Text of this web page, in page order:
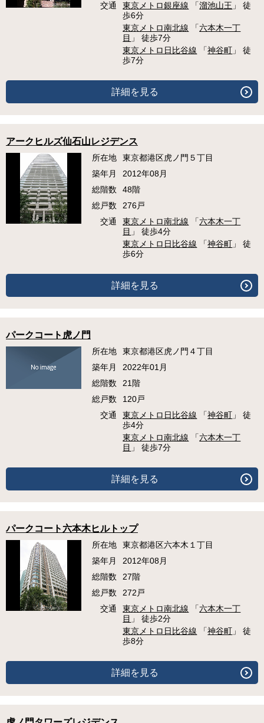
交通
東京メトロ銀座線 「溜池山王 」 徒
歩6分
東京メトロ南北線 「六本木一丁
目 」 徒歩7分
東京メトロ日比谷線 「神谷町 」 徒
歩7分
詳細を見る
アークヒルズ仙石山レジデンス
所在地
東京都港区虎ノ門５丁目
築年月
2012年08月
総階数
48階
総戸数
276戸
交通
東京メトロ南北線 「六本木一丁
目 」 徒歩4分
東京メトロ日比谷線 「神谷町 」 徒
歩6分
詳細を見る
パークコート虎ノ門
所在地
東京都港区虎ノ門４丁目
築年月
2022年01月
総階数
21階
総戸数
120戸
交通
東京メトロ日比谷線 「神谷町 」 徒
歩4分
東京メトロ南北線 「六本木一丁
目 」 徒歩7分
詳細を見る
パークコート六本木ヒルトップ
所在地
東京都港区六本木１丁目
築年月
2012年08月
総階数
27階
総戸数
272戸
交通
東京メトロ南北線 「六本木一丁
目 」 徒歩2分
東京メトロ日比谷線 「神谷町 」 徒
歩8分
詳細を見る